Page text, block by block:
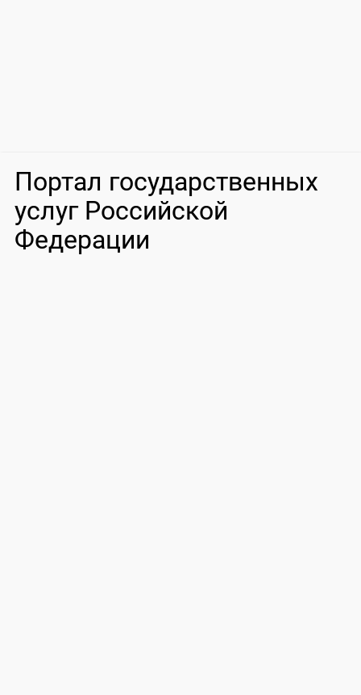
Портал государственных
услуг Российской
Федерации